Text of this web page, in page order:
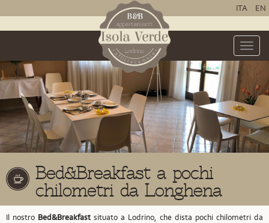
ITA EN
Toggle
Bed&Breakfast a pochi
chilometri da Longhena
Il nostro Bed&Breakfast situato a Lodrino, che dista pochi chilometri da